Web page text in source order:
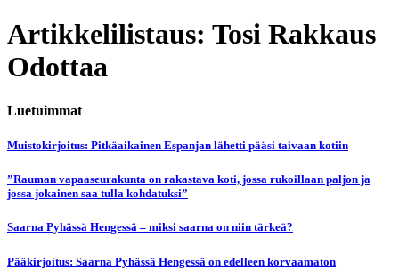
Artikkelilistaus: Tosi Rakkaus
Odottaa
Luetuimmat
Muistokirjoitus: Pitkäaikainen Espanjan lähetti pääsi taivaan kotiin
”Rauman vapaaseurakunta on rakastava koti, jossa rukoillaan paljon ja
jossa jokainen saa tulla kohdatuksi”
Saarna Pyhässä Hengessä – miksi saarna on niin tärkeä?
Pääkirjoitus: Saarna Pyhässä Hengessä on edelleen korvaamaton